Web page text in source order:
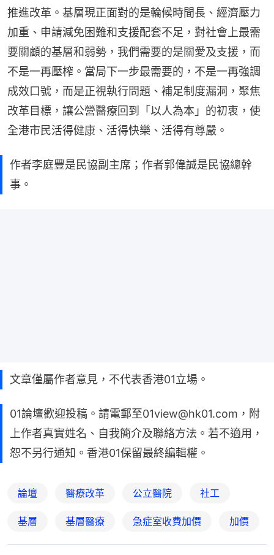
推進改革。基層現正面對的是輪候時間長、經濟壓力
加重、申請減免困難和支援配套不足，對社會上最需
要關顧的基層和弱勢，我們需要的是關愛及支援，而
不是一再壓榨。當局下一步最需要的，不是一再強調
成效口號，而是正視執行問題、補足制度漏洞，聚焦
改革目標，讓公營醫療回到「以人為本」的初衷，使
全港市民活得健康、活得快樂、活得有尊嚴。
作者李庭豐是民協副主席；作者郭偉誠是民協總幹
事。
文章僅屬作者意見，不代表香港01立場。
01論壇歡迎投稿。請電郵至01view@hk01.com，附
上作者真實姓名、自我簡介及聯絡方法。若不適用，
恕不另行通知。香港01保留最終編輯權。
論壇 醫療改革 公立醫院 社工
基層 基層醫療 急症室收費加價 加價